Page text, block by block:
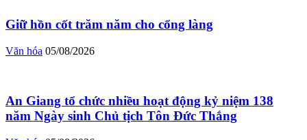
Giữ hồn cốt trăm năm cho cổng làng
Văn hóa 05/08/2026
An Giang tổ chức nhiều hoạt động kỷ niệm 138
năm Ngày sinh Chủ tịch Tôn Đức Thắng